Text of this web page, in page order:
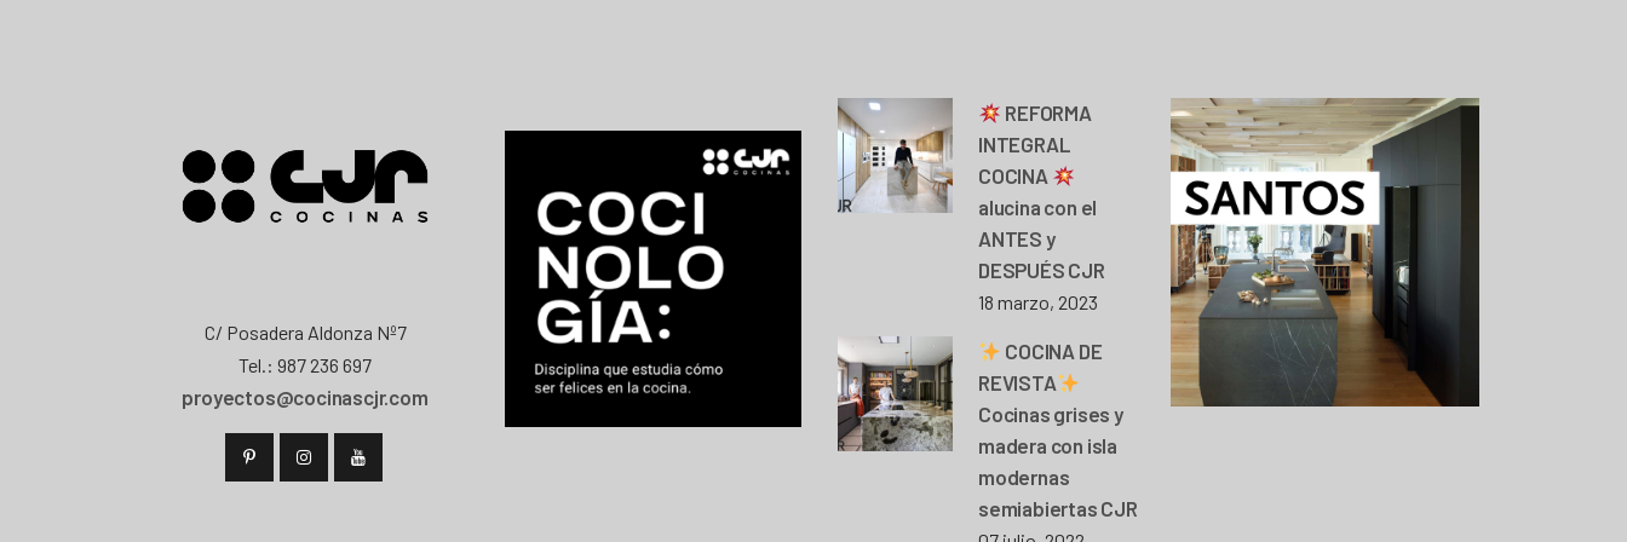
C/ Posadera Aldonza Nº7
Tel.: 987 236 697
proyectos@cocinascjr.com
REFORMA
INTEGRAL
COCINA
alucina con el
ANTES y
DESPUÉS CJR
18 marzo, 2023
COCINA DE
REVISTA
Cocinas grises y
madera con isla
modernas
semiabiertas CJR